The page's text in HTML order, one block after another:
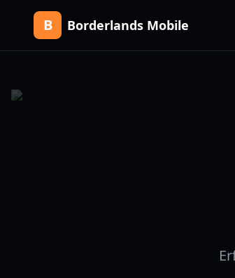
B Borderlands Mobile